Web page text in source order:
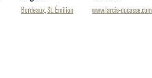
Bordeaux, St. Émilion www.larcis-ducasse.com